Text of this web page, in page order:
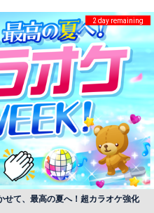
2 day remaining
せて、最高の夏へ！超カラオケ強化